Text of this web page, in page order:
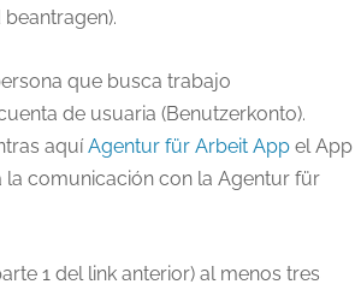
que busca trabajo
de usuaria (Benutzerkonto).
aquíAgentur für Arbeit App el App
comunicación con la Agentur für
1 del link anterior) al menos tres